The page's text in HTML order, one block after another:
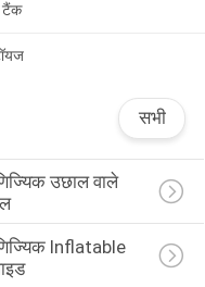
टैंक
सभी
उछाल वाले
Inflatable